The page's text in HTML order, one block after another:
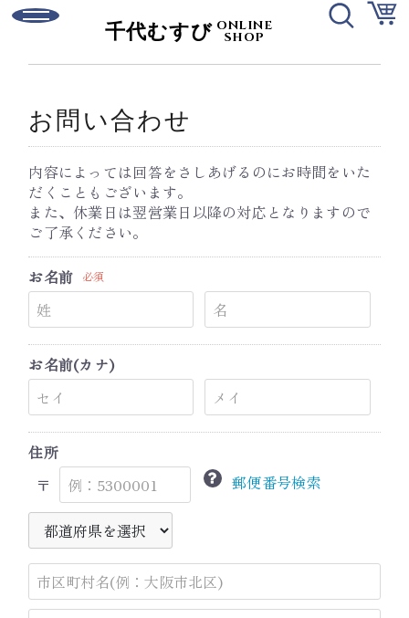
ご利用ガイド
日本酒
有機純米酒
強力シリーズ
甘酒
焼酎・スピリッツ
リキュール
ウイスキー
食品・スイーツ
千代むすび ONLINE
SHOP
お問い合わせ
内容によっては回答をさしあげるのにお時間をいた
だくこともございます。
また、休業日は翌営業日以降の対応となりますので
ご了承ください。
お名前 必須
お名前(カナ)
住所
〒
郵便番号検索